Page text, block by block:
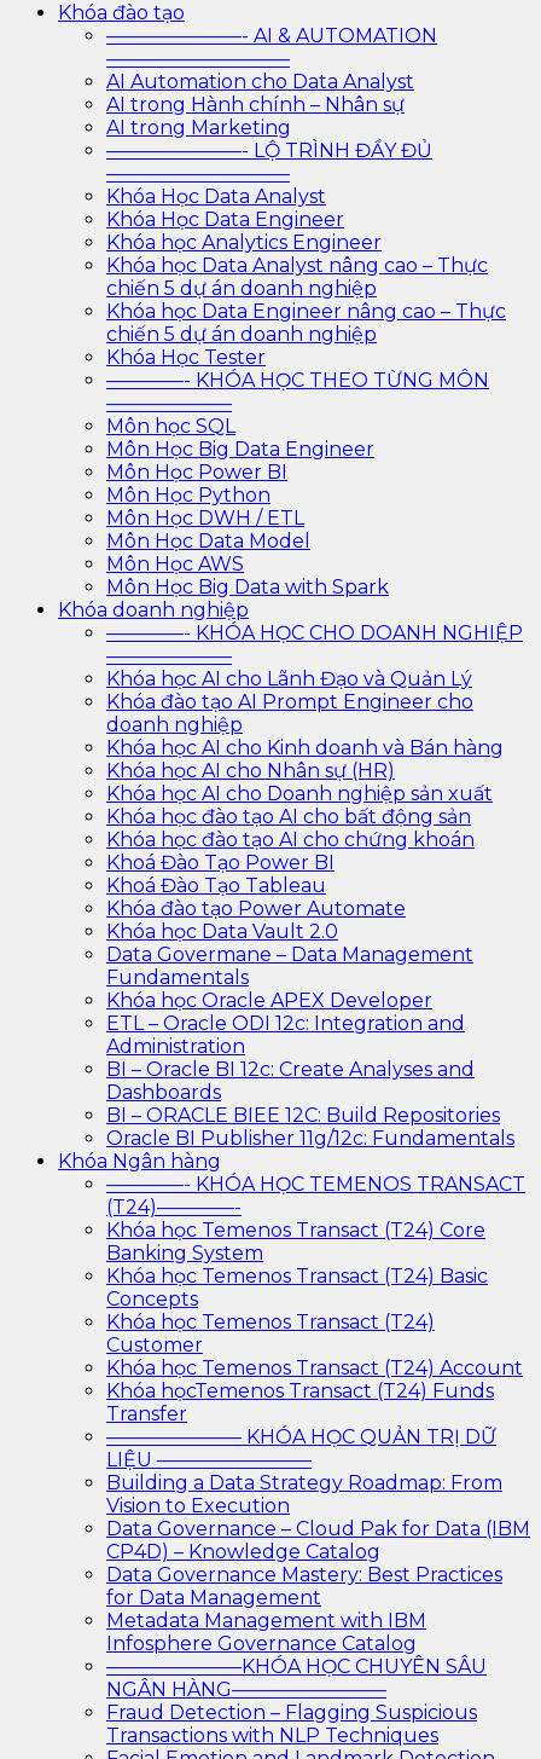
Khóa đào tạo
———————- AI & AUTOMATION
—————————–
AI Automation cho Data Analyst
AI trong Hành chính – Nhân sự
AI trong Marketing
———————- LỘ TRÌNH ĐẦY ĐỦ
—————————–
Khóa Học Data Analyst
Khóa Học Data Engineer
Khóa học Analytics Engineer
Khóa học Data Analyst nâng cao – Thực
chiến 5 dự án doanh nghiệp
Khóa học Data Engineer nâng cao – Thực
chiến 5 dự án doanh nghiệp
Khóa Học Tester
————- KHÓA HỌC THEO TỪNG MÔN
——————–
Môn học SQL
Môn Học Big Data Engineer
Môn Học Power BI
Môn Học Python
Môn Học DWH / ETL
Môn Học Data Model
Môn Học AWS
Môn Học Big Data with Spark
Khóa doanh nghiệp
————- KHÓA HỌC CHO DOANH NGHIỆP
——————–
Khóa học AI cho Lãnh Đạo và Quản Lý
Khóa đào tạo AI Prompt Engineer cho
doanh nghiệp
Khóa học AI cho Kinh doanh và Bán hàng
Khóa học AI cho Nhân sự (HR)
Khóa học AI cho Doanh nghiệp sản xuất
Khóa học đào tạo AI cho bất động sản
Khóa học đào tạo AI cho chứng khoán
Khoá Đào Tạo Power BI
Khoá Đào Tạo Tableau
Khóa đào tạo Power Automate
Khóa học Data Vault 2.0
Data Govermane – Data Management
Fundamentals
Khóa học Oracle APEX Developer
ETL – Oracle ODI 12c: Integration and
Administration
BI – Oracle BI 12c: Create Analyses and
Dashboards
BI – ORACLE BIEE 12C: Build Repositories
Oracle BI Publisher 11g/12c: Fundamentals
Khóa Ngân hàng
————- KHÓA HỌC TEMENOS TRANSACT
(T24)————-
Khóa học Temenos Transact (T24) Core
Banking System
Khóa học Temenos Transact (T24) Basic
Concepts
Khóa học Temenos Transact (T24)
Customer
Khóa học Temenos Transact (T24) Account
Khóa họcTemenos Transact (T24) Funds
Transfer
——————— KHÓA HỌC QUẢN TRỊ DỮ
LIỆU ————————
Building a Data Strategy Roadmap: From
Vision to Execution
Data Governance – Cloud Pak for Data (IBM
CP4D) – Knowledge Catalog
Data Governance Mastery: Best Practices
for Data Management
Metadata Management with IBM
Infosphere Governance Catalog
———————KHÓA HỌC CHUYÊN SÂU
NGÂN HÀNG————————
Fraud Detection – Flagging Suspicious
Transactions with NLP Techniques